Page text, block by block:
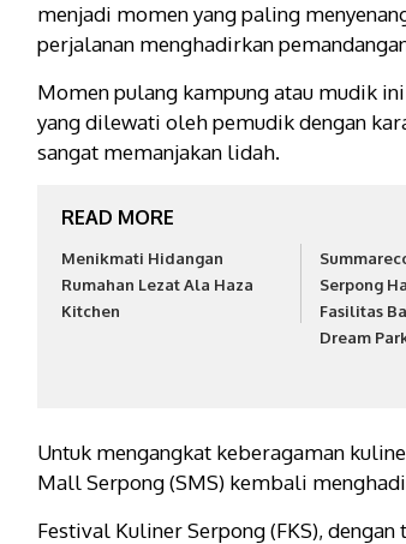
menjadi momen yang paling
perjalanan menghadirkan
Momen pulang kampung atau mudik
yang dilewati oleh pemudik dengan
sangat memanjakan lidah.
READ MORE
Menikmati Hidangan
Rumahan Lezat Ala Haza
Kitchen
Serpong
Fasilitas
Dream
Untuk mengangkat keberagaman
Mall Serpong (SMS) kembali
Festival Kuliner Serpong (FKS), dengan